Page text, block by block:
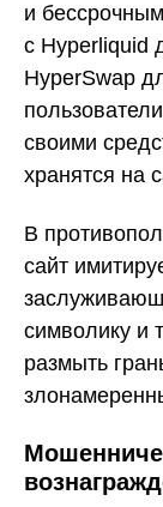
и
с Hyperliquid
HyperSwap
своими
хранятся на
В
сайт
символику и
размыть